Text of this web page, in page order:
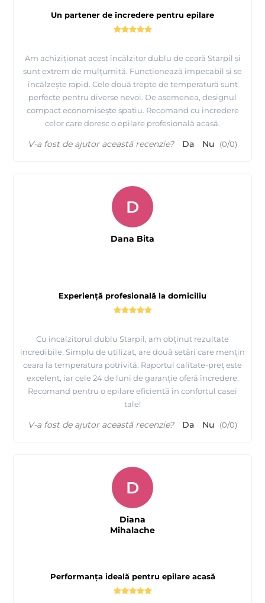
Un partener de încredere pentru epilare
Am achiziționat acest încălzitor dublu de ceară Starpil și
sunt extrem de mulțumită. Funcționează impecabil și se
încălzește rapid. Cele două trepte de temperatură sunt
perfecte pentru diverse nevoi. De asemenea, designul
compact economisește spațiu. Recomand cu încredere
celor care doresc o epilare profesională acasă.
V-a fost de ajutor această recenzie? Da Nu (0/0)
Experiență profesională la domiciliu
Cu incalzitorul dublu Starpil, am obținut rezultate
incredibile. Simplu de utilizat, are două setări care mențin
ceara la temperatura potrivită. Raportul calitate-preț este
excelent, iar cele 24 de luni de garanție oferă încredere.
Recomand pentru o epilare eficientă în confortul casei
tale!
D
Dana Bita
V-a fost de ajutor această recenzie? Da Nu (0/0)
Performanța ideală pentru epilare acasă
D
Diana
Mihalache